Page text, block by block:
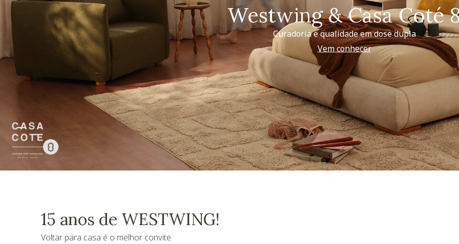
Westwing & Casa Coté
Curadoria e qualidade em dose dupla
Vem conhecer
15 anos de WESTWING!
Voltar para casa é o melhor convite